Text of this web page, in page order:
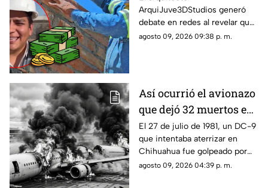
cuánto paga por
semana a sus
trabajadores
ArquiJuve3DStudios generó
debate en redes al revelar que
sus albañiles reciben alrededor
agosto 09, 2026 09:38 p. m.
Así ocurrió el avionazo
que dejó 32 muertos en
Chihuahua:
recordando la tragedia
del vuelo 230
El 27 de julio de 1981, un DC-9
que intentaba aterrizar en
Chihuahua fue golpeado por
una fuerte tormenta, salió de la
agosto 09, 2026 04:39 p. m.